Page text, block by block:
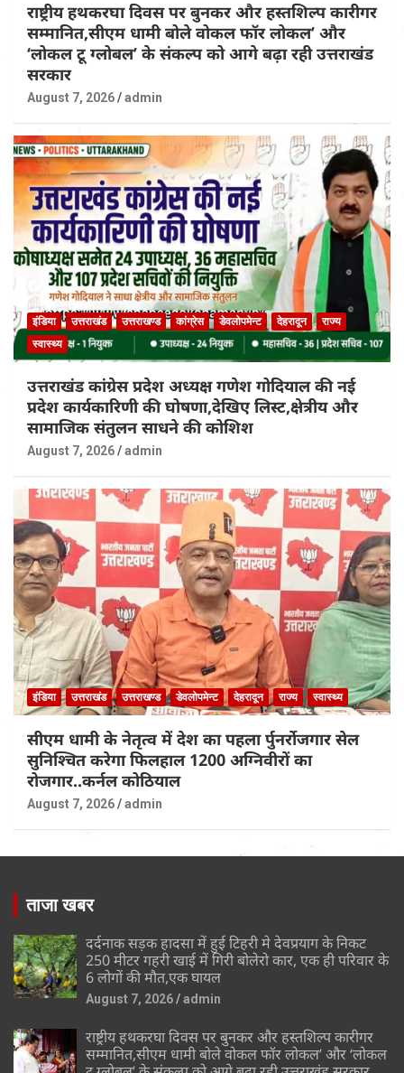
राष्ट्रीय हथकरघा दिवस पर बुनकर और हस्तशिल्प कारीगर
सम्मानित,सीएम धामी बोले वोकल फॉर लोकल’ और
‘लोकल टू ग्लोबल’ के संकल्प को आगे बढ़ा रही उत्तराखंड
सरकार
August 7, 2026 admin
इंडिया उत्तराखंड उत्तराखण्ड कांग्रेस डेवलोपमेन्ट देहरादून
राज्य
स्वास्थ्य
उत्तराखंड कांग्रेस प्रदेश अध्यक्ष गणेश गोदियाल की नई
प्रदेश कार्यकारिणी की घोषणा,देखिए लिस्ट,क्षेत्रीय और
सामाजिक संतुलन साधने की कोशिश
August 7, 2026 admin
इंडिया उत्तराखंड उत्तराखण्ड डेवलोपमेन्ट देहरादून राज्य स्वास्थ्य
सीएम धामी के नेतृत्व में देश का पहला र्पुनर्रोजगार सेल
सुनिश्चित करेगा फिलहाल 1200 अग्निवीरों का
रोजगार..कर्नल कोठियाल
August 7, 2026 admin
ताजा खबर
दर्दनाक सड़क हादसा में हुई टिहरी मे देवप्रयाग के निकट
250 मीटर गहरी खाई में गिरी बोलेरो कार, एक ही परिवार के
6 लोगों की मौत,एक घायल
August 7, 2026 admin
राष्ट्रीय हथकरघा दिवस पर बुनकर और हस्तशिल्प कारीगर
सम्मानित,सीएम धामी बोले वोकल फॉर लोकल’ और ‘लोकल